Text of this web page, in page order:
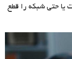
یا حتی شبکه را قطع